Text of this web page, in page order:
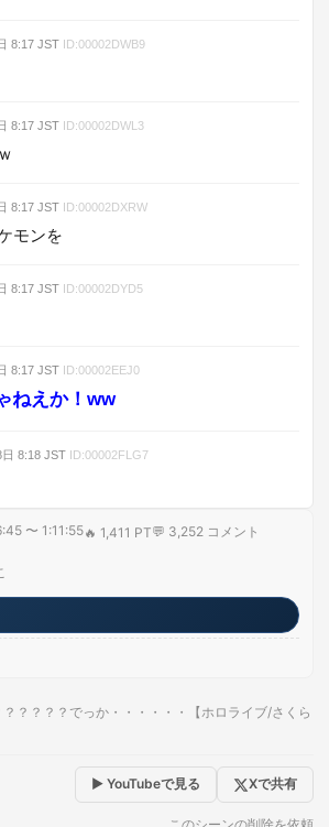
8:17 JST ID:00002DWB9
8:17 JST ID:00002DWL3
8:17 JST ID:00002DXRW
モンを
8:17 JST ID:00002DYD5
8:17 JST ID:00002EEJ0
ねえか！ww
8:18 JST ID:00002FLG7
〜 1:11:55🔥 1,411 PT💬 3,252 コメント
？？？？？でっか・・・・・・【ホロライブ/さくら
▶ YouTubeで見る Xで共有